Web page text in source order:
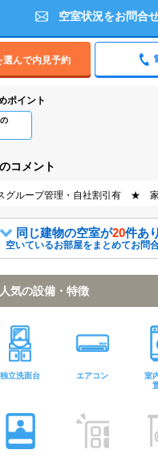
空室状況をお問合
選んで内見予約
ポイント
コメント
グループ管理・自社割引有 ★
同じ建物の空室が20件あ
空いているお部屋をまとめてお問合
気の設備・特徴
独立洗面台 エアコン
室